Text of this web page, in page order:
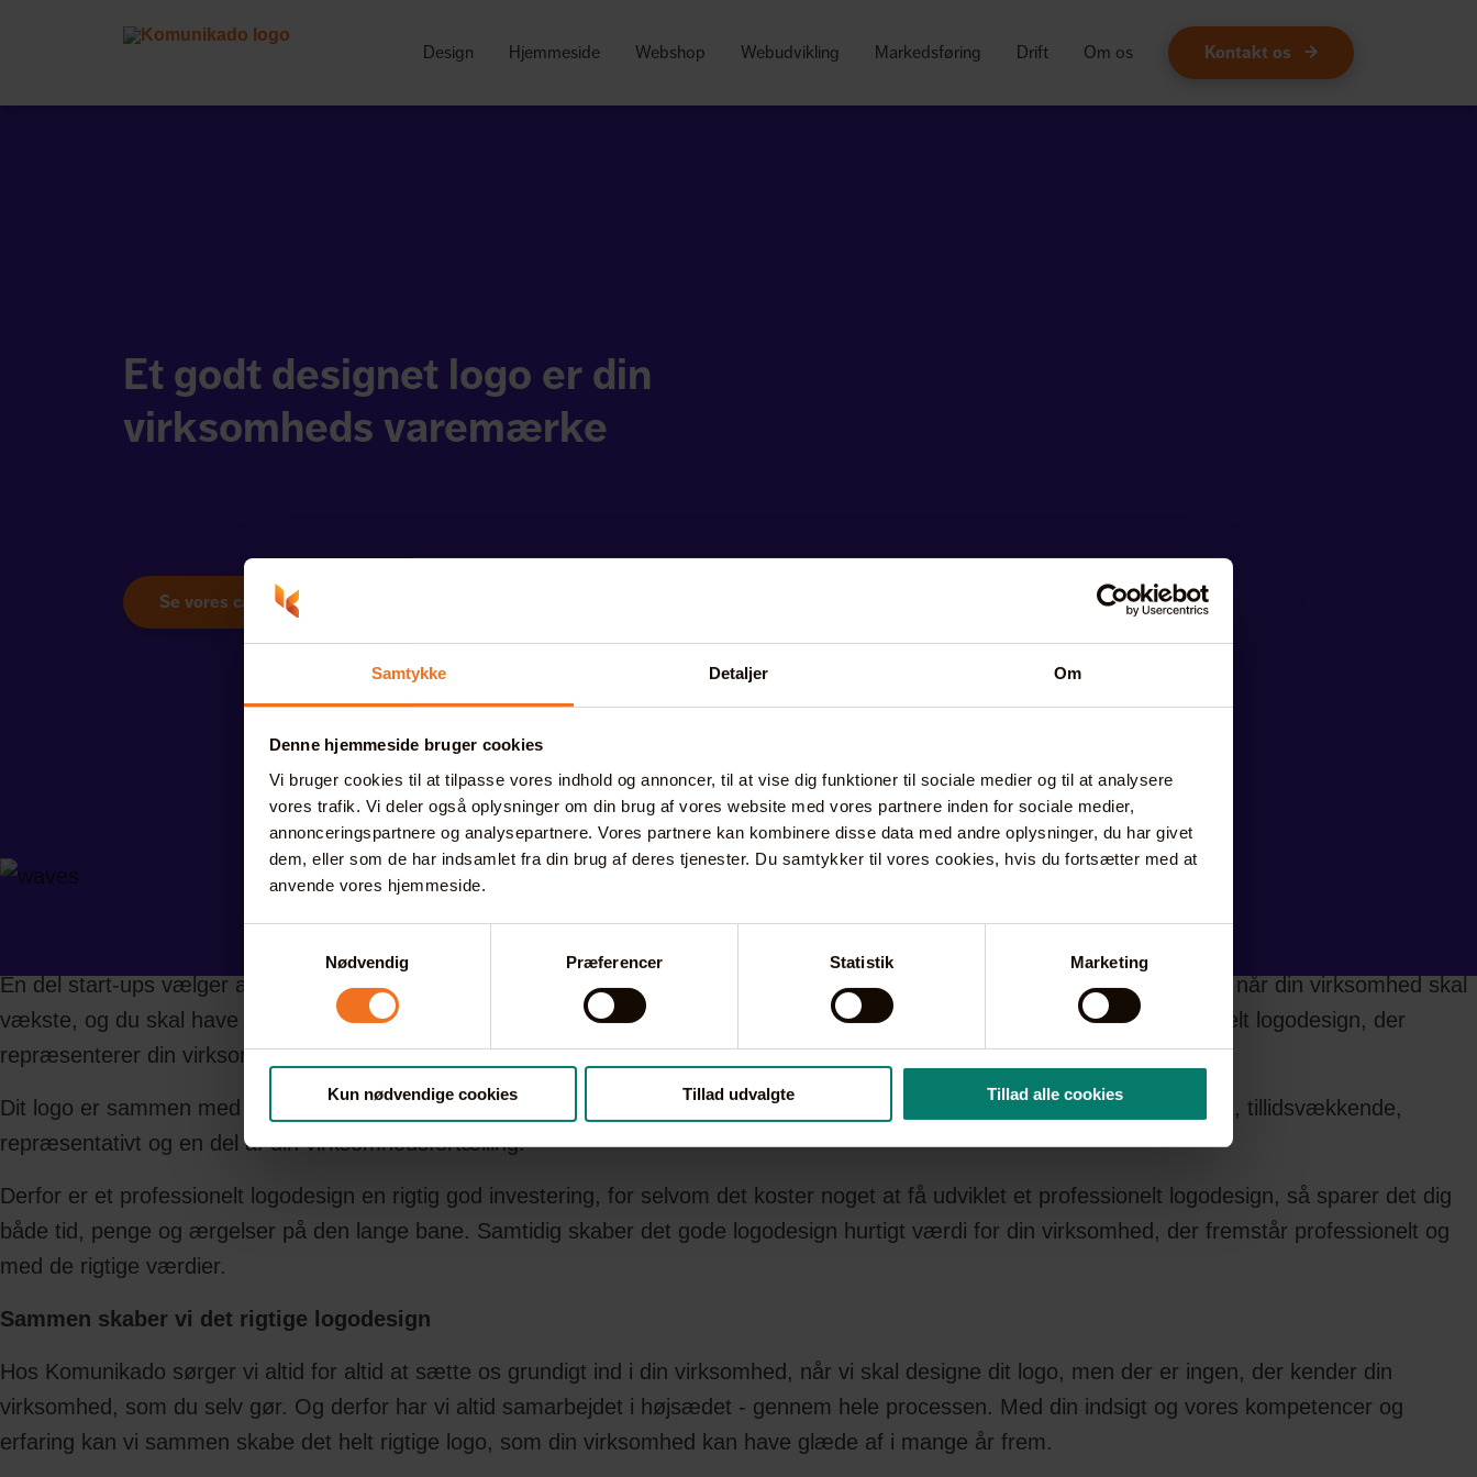
Samtykke Detaljer Om
Denne hjemmeside bruger cookies
Vi bruger cookies til at tilpasse vores indhold og annoncer, til at vise dig funktioner til sociale medier og til at analysere
vores trafik. Vi deler også oplysninger om din brug af vores website med vores partnere inden for sociale medier,
annonceringspartnere og analysepartnere. Vores partnere kan kombinere disse data med andre oplysninger, du har givet
dem, eller som de har indsamlet fra din brug af deres tjenester. Du samtykker til vores cookies, hvis du fortsætter med at
anvende vores hjemmeside.
Nødvendig
Præferencer Statistik Marketing
Kun nødvendige cookies Tillad udvalgte Tillad alle cookies
Design Hjemmeside Webshop Webudvikling Markedsføring Drift Om os Kontakt os
Et godt designet logo er din
virksomheds varemærke
Se vores cases
Et professionelt designet logo er en stærk investering
En del start-ups vælger af økonomiske årsager at designe deres eget logo, og det kan være et ganske fint sted at starte. Men når din virksomhed skal
vækste, og du skal have skabt et stærkt brand og en hårdtslående onlineidentitet, så er det på tide at få udviklet et professionelt logodesign, der
repræsenterer din virksomhed bedst muligt på de rigtige platforme.
Dit logo er sammen med dit visuelle udtryk et af dine vigtigste brandaktiviteter, der på én og samme tid skal være genkendeligt, tillidsvækkende,
repræsentativt og en del af din virksomhedsfortælling.
Derfor er et professionelt logodesign en rigtig god investering, for selvom det koster noget at få udviklet et professionelt logodesign, så sparer det dig
både tid, penge og ærgelser på den lange bane. Samtidig skaber det gode logodesign hurtigt værdi for din virksomhed, der fremstår professionelt og
med de rigtige værdier.
Sammen skaber vi det rigtige logodesign
Hos Komunikado sørger vi altid for altid at sætte os grundigt ind i din virksomhed, når vi skal designe dit logo, men der er ingen, der kender din
virksomhed, som du selv gør. Og derfor har vi altid samarbejdet i højsædet - gennem hele processen. Med din indsigt og vores kompetencer og
erfaring kan vi sammen skabe det helt rigtige logo, som din virksomhed kan have glæde af i mange år frem.